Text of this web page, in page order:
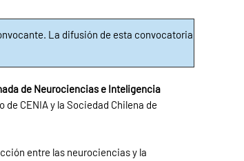
La difusión de esta convocatoria
de Neurociencias e Inteligencia
CENIA y la Sociedad Chilena de
entre las neurociencias y la